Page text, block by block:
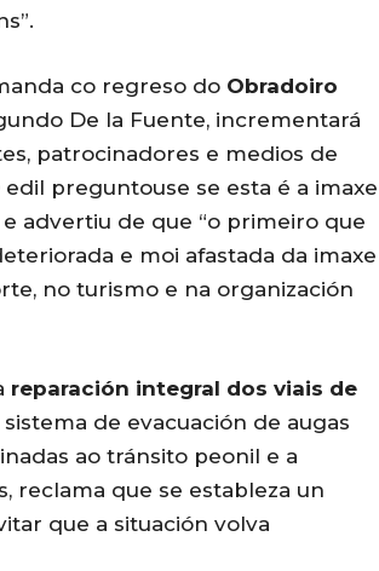
co regreso do Obradoiro
De la Fuente, incrementará
patrocinadores e medios de
preguntouse se esta é a imaxe
advertiu de que “o primeiro que
e moi afastada da imaxe
no turismo e na organización
reparación integral dos viais de
de evacuación de augas
ao tránsito peonil e a
reclama que se estableza un
que a situación volva